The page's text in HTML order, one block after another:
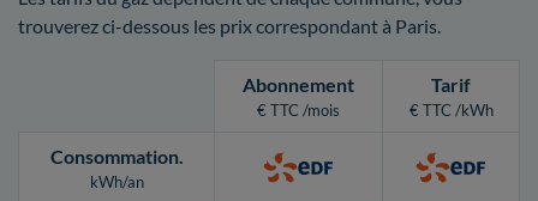
trouverez ci-dessous les prix correspondant à Paris.
Abonnement
€ TTC /mois
Tarif
€ TTC /kWh
Consommation.
kWh/an